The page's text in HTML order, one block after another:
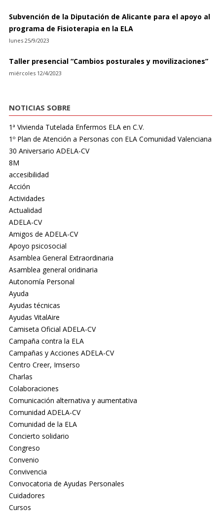
Subvención de la Diputación de Alicante para el apoyo al
programa de Fisioterapia en la ELA
lunes 25/9/2023
Taller presencial “Cambios posturales y movilizaciones”
miércoles 12/4/2023
NOTICIAS SOBRE
1ª Vivienda Tutelada Enfermos ELA en C.V.
1º Plan de Atención a Personas con ELA Comunidad Valenciana
30 Aniversario ADELA-CV
8M
accesibilidad
Acción
Actividades
Actualidad
ADELA-CV
Amigos de ADELA-CV
Apoyo psicosocial
Asamblea General Extraordinaria
Asamblea general oridinaria
Autonomía Personal
Ayuda
Ayudas técnicas
Ayudas VitalAire
Camiseta Oficial ADELA-CV
Campaña contra la ELA
Campañas y Acciones ADELA-CV
Centro Creer, Imserso
Charlas
Colaboraciones
Comunicación alternativa y aumentativa
Comunidad ADELA-CV
Comunidad de la ELA
Concierto solidario
Congreso
Convenio
Convivencia
Convocatoria de Ayudas Personales
Cuidadores
Cursos